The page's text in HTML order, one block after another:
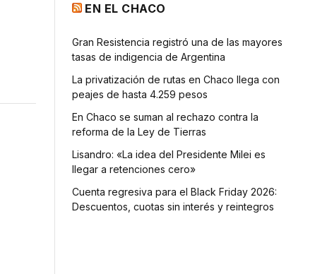
EN EL CHACO
Gran Resistencia registró una de las mayores
tasas de indigencia de Argentina
La privatización de rutas en Chaco llega con
peajes de hasta 4.259 pesos
En Chaco se suman al rechazo contra la
reforma de la Ley de Tierras
Lisandro: «La idea del Presidente Milei es
llegar a retenciones cero»
Cuenta regresiva para el Black Friday 2026:
Descuentos, cuotas sin interés y reintegros